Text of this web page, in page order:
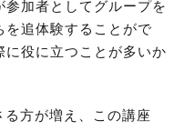
加者としてグループを
を追体験することがで
に役に立つことが多いか
方が増え、この講座